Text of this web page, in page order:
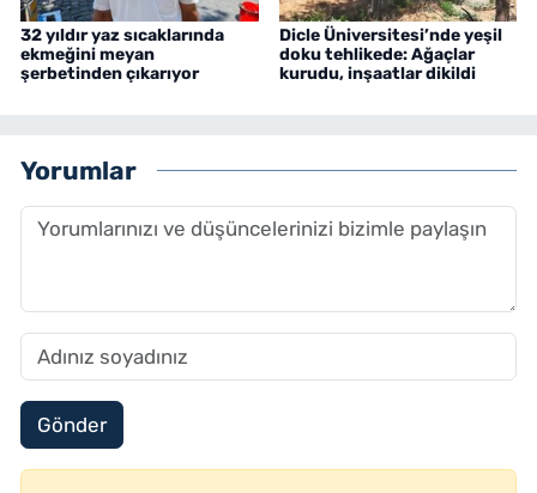
32 yıldır yaz sıcaklarında
ekmeğini meyan
şerbetinden çıkarıyor
Dicle Üniversitesi’nde yeşil
doku tehlikede: Ağaçlar
kurudu, inşaatlar dikildi
Yorumlar
Gönder